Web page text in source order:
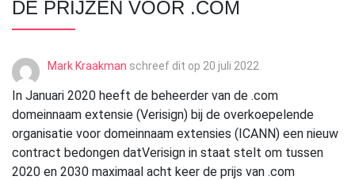
DE PRIJZEN VOOR .COM
Mark Kraakman schreef dit op 20 juli 2022
In Januari 2020 heeft de beheerder van de .com
domeinnaam extensie (Verisign) bij de overkoepelende
organisatie voor domeinnaam extensies (ICANN) een nieuw
contract bedongen datVerisign in staat stelt om tussen
2020 en 2030 maximaal acht keer de prijs van .com